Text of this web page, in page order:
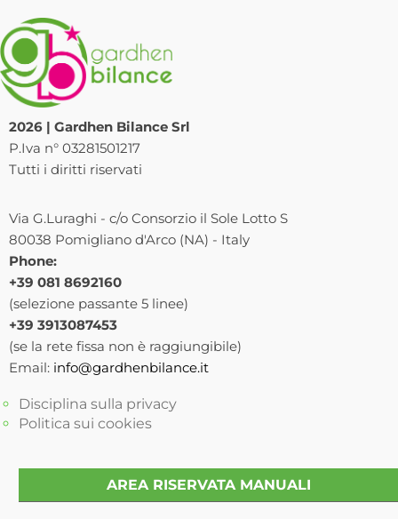
2026 | Gardhen Bilance Srl
P.Iva n° 03281501217
Tutti i diritti riservati
Via G.Luraghi - c/o Consorzio il Sole Lotto S
80038 Pomigliano d'Arco (NA) - Italy
Phone:
+39 081 8692160
(selezione passante 5 linee)
+39 3913087453
(se la rete fissa non è raggiungibile)
Email: info@gardhenbilance.it
Disciplina sulla privacy
Politica sui cookies
AREA RISERVATA MANUALI